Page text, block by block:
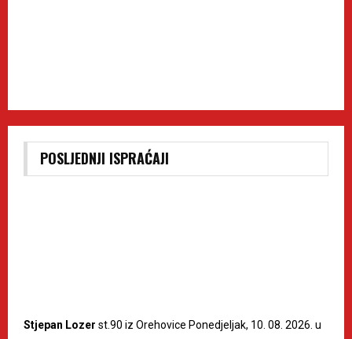
POSLJEDNJI ISPRAĆAJI
Stjepan Lozer st.90 iz Orehovice Ponedjeljak, 10. 08. 2026. u